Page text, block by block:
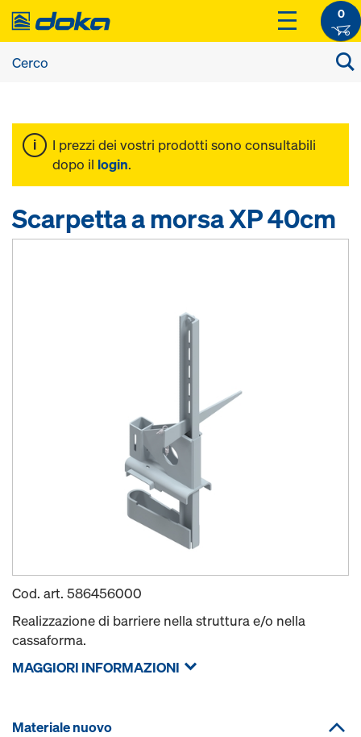
0
I prezzi dei vostri prodotti sono consultabili
dopo il login.
Scarpetta a morsa XP 40cm
Cod. art. 586456000
Realizzazione di barriere nella struttura e/o nella
cassaforma.
MAGGIORI INFORMAZIONI
Materiale nuovo